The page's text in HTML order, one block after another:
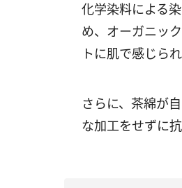
化学染料による
め、オーガニッ
トに肌で感じら
さらに、茶綿が
な加工をせずに